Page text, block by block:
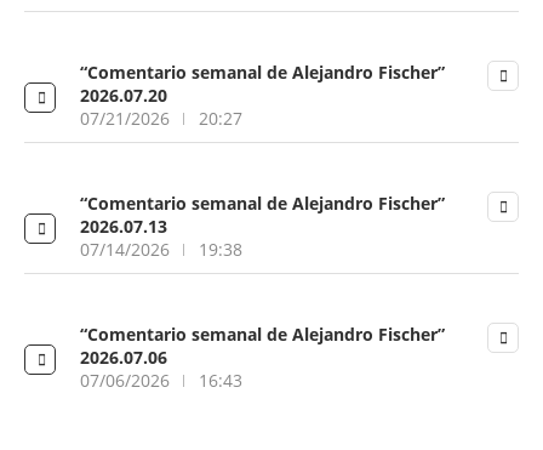
“Comentario semanal de Alejandro Fischer”
2026.07.20
07/21/2026
20:27
“Comentario semanal de Alejandro Fischer”
2026.07.13
07/14/2026
19:38
“Comentario semanal de Alejandro Fischer”
2026.07.06
07/06/2026
16:43